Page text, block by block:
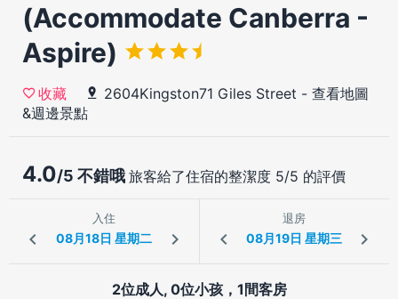
(Accommodate Canberra -
Aspire)
收藏 2604Kingston71 Giles Street - 查看地圖
&週邊景點
4.0/5 不錯哦 旅客給了住宿的整潔度 5/5 的評價
入住 退房
2位成人, 0位小孩，1間客房